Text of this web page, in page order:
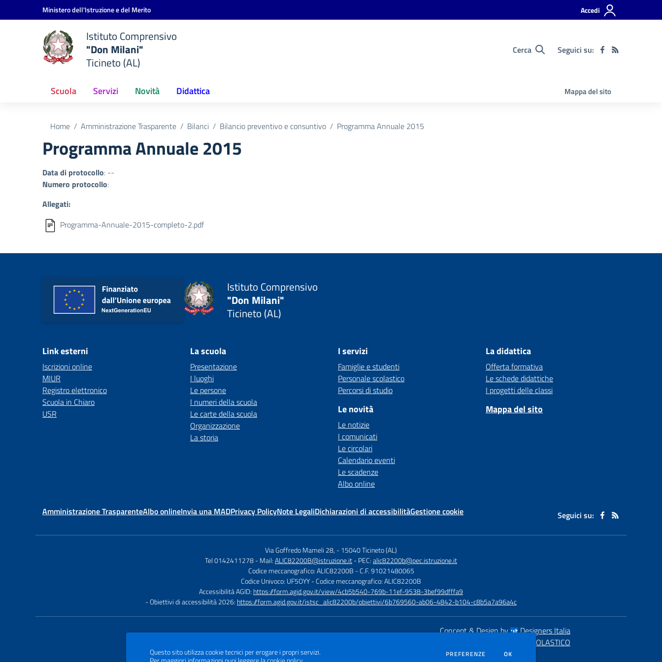
Vai ai contenuti
Vai al menu di navigazioneMinistero dell'Istruzione e del Merito Accedi
Istituto Comprensivo
"Don Milani"
Ticineto (AL)
Cerca Seguici su:
Scuola Servizi Novità Didattica Mappa del sito
Home Amministrazione Trasparente Bilanci Bilancio preventivo e consuntivo Programma Annuale 2015
Programma Annuale 2015
Data di protocollo: --
Numero protocollo:
Allegati:
Programma-Annuale-2015-completo-2.pdf
Istituto Comprensivo
"Don Milani"
Ticineto (AL)
Link esterni
Iscrizioni online
MIUR
Registro elettronico
Scuola in Chiaro
USR
La scuola
Presentazione
I luoghi
Le persone
I numeri della scuola
Le carte della scuola
Organizzazione
La storia
I servizi
Famiglie e studenti
Personale scolastico
Percorsi di studio
Le novità
Le notizie
I comunicati
Le circolari
Calendario eventi
Le scadenze
Albo online
La didattica
Offerta formativa
Le schede didattiche
I progetti delle classi
Mappa del sito
Amministrazione TrasparenteAlbo onlineInvia una MADPrivacy PolicyNote LegaliDichiarazioni di accessibilitàGestione cookie Seguici su:
Via Goffredo Mameli 28, -15040 Ticineto (AL)
Tel 0142411278- Mail:ALIC82200B@istruzione.it- PEC:alic82200b@pec.istruzione.it
Codice meccanografico: ALIC82200B - C.F. 91021480065
Codice Univoco: UF5OYY- Codice meccanografico: ALIC82200B
Accessibilità AGID: https://form.agid.gov.it/view/4cb5b540-769b-11ef-9538-3bef99dfffa9
- Obiettivi di accessibilità 2026: https://form.agid.gov.it/istsc_alic82200b/obiettivi/6b769560-ab06-4842-b104-c8b5a7a96a4c
Concept & Design by
Designers Italia
SCUOLASTICO
Questo sito utilizza cookie tecnici per erogare i propri servizi. PREFERENZE DEI COOKIE
OK